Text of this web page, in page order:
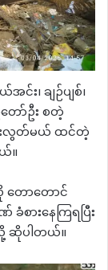
င်း၊ ချဉ်ပျစ်၊
ော်ဦး စတဲ့
းလွတ်မယ် ထင်တဲ့
။
တောတောင်
စားနေကြရပြီး
ဆိုပါတယ်။